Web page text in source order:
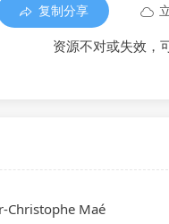
复制分享
资源不对或失效，
Christophe Maé